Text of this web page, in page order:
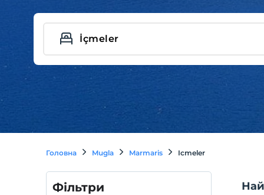
Головна Mugla Marmaris Icmeler
Фільтри